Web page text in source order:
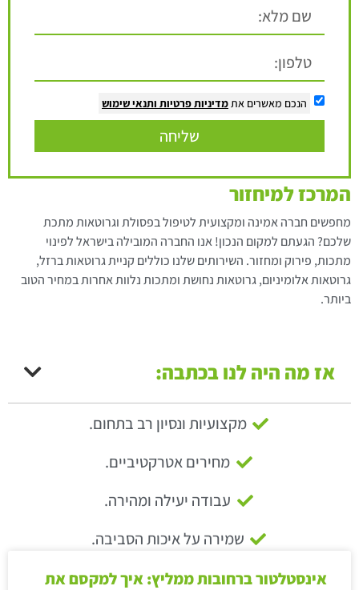
הנכם מאשרים אתמדיניות פרטיות ותנאי שימוש
שליחה
המרכז למיחזור
מחפשים חברה אמינה ומקצועית לטיפול בפסולת וגרוטאות מתכת
שלכם? הגעתם למקום הנכון! אנו החברה המובילה בישראל לפינוי
מתכות, פירוק ומחזור. השירותים שלנו כוללים קניית גרוטאות ברזל,
גרוטאות אלומיניום, גרוטאות נחושת ומתכות נלוות אחרות במחיר הטוב
ביותר.
אז מה היה לנו בכתבה:
מקצועיות ונסיון רב בתחום.
מחירים אטרקטיביים.
עבודה יעילה ומהירה.
שמירה על איכות הסביבה.
אינסטלטור ברחובות ממליץ: איך למקסם את